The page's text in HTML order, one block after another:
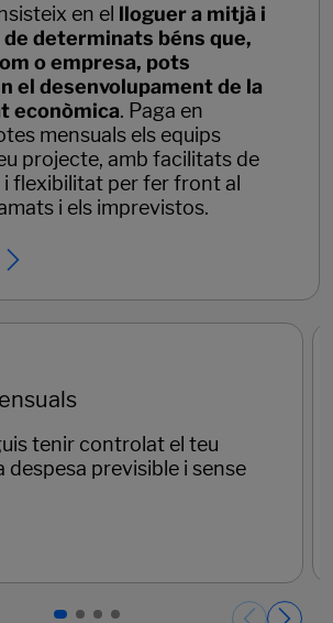
en el lloguer a mitjà i
determinats béns que,
o empresa, pots
el desenvolupament de la
econòmica. Paga en
mensuals els equips
projecte, amb facilitats de
flexibilitat per fer front al
i els imprevistos.